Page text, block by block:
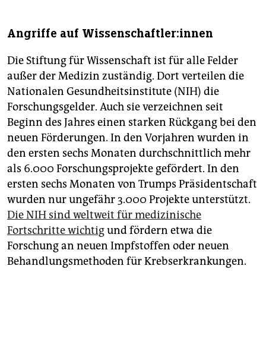
Angriffe auf Wis­sen­schaft­le­r:in­nen
Die Stiftung für Wissenschaft ist für alle Felder
außer der Medizin zuständig. Dort verteilen die
Nationalen Gesundheitsinstitute (NIH) die
Forschungsgelder. Auch sie verzeichnen seit
Beginn des Jahres einen starken Rückgang bei den
neuen Förderungen. In den Vorjahren wurden in
den ersten sechs Monaten durchschnittlich mehr
als 6.000 Forschungsprojekte gefördert. In den
ersten sechs Monaten von Trumps Präsidentschaft
wurden nur ungefähr 3.000 Projekte unterstützt.
Die NIH sind weltweit für medizinische
Fortschritte wichtigund fördern etwa die
Forschung an neuen Impfstoffen oder neuen
Behandlungsmethoden für Krebserkrankungen.